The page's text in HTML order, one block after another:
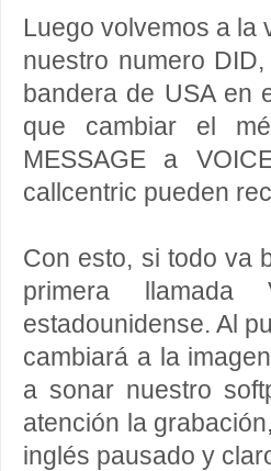
Luego volvemos a la
nuestro numero
bandera de USA en
que cambiar el
MESSAGE a
callcentric pueden
Con esto, si todo va
primera llamada
estadounidense. Al
cambiará a la
a sonar nuestro
atención la
inglés pausado y